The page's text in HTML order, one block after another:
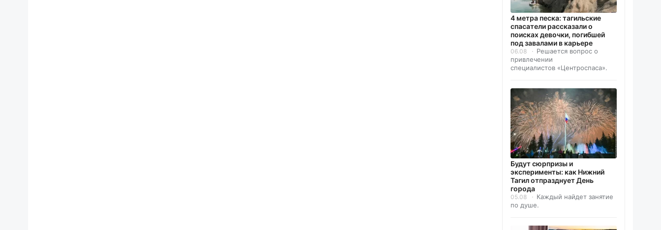
4 метра песка: тагильские
спасатели рассказали о
поисках девочки, погибшей
под завалами в карьере
06.08
Решается вопрос о
привлечении
специалистов «Центроспаса».
Будут сюрпризы и
эксперименты: как Нижний
Тагил отпразднует День
города
05.08
Каждый найдет занятие
по душе.